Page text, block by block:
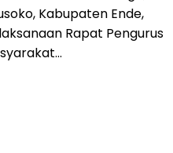
Kabupaten Ende,
Rapat Pengurus